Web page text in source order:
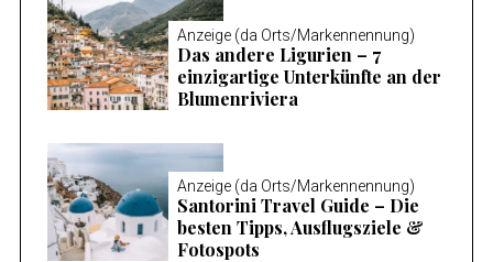
Anzeige (da Orts/Markennennung)
Das andere Ligurien – 7
einzigartige Unterkünfte an der
Blumenriviera
Anzeige (da Orts/Markennennung)
Santorini Travel Guide – Die
besten Tipps, Ausflugsziele &
Fotospots